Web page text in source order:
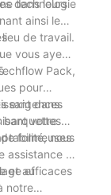
dans leurs
technologie
ainsi le
de travail.
vous ayez
Pack,
pour
dans
votre
exigences
barquettes
nous
formeuses
assistance et
et auefficaces
notre